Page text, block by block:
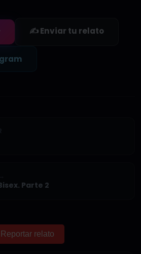
✍️ Enviar tu relato
Parte 2
Reportar relato